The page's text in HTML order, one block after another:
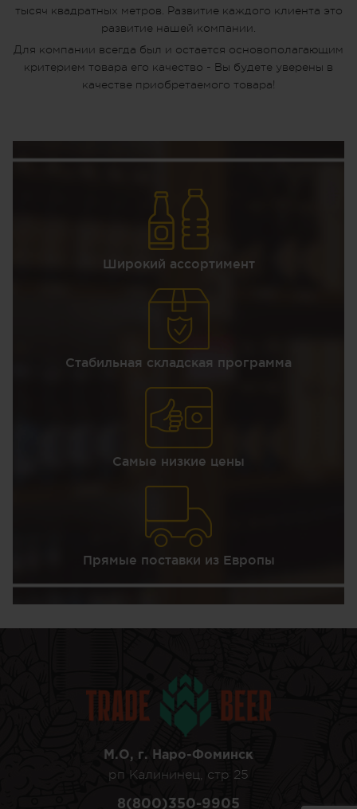
тысяч квадратных метров. Развитие каждого клиента это
развитие нашей компании.
Для компании всегда был и остается основополагающим
критерием товара его качество - Вы будете уверены в
качестве приобретаемого товара!
Широкий ассортимент
Стабильная складская программа
Самые низкие цены
Прямые поставки из Европы
М.О, г. Наро-Фоминск
рп Калининец, стр 25
8(800)350-9905